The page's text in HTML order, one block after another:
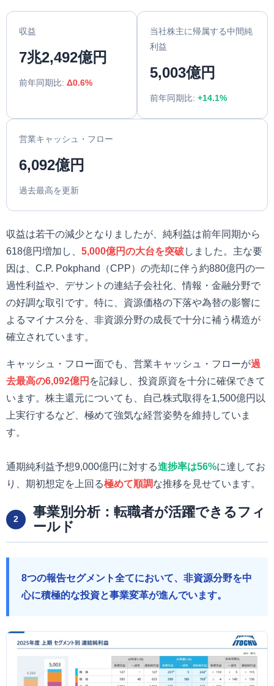
収益
7兆2,492億円
前年同期比: Δ0.6%
当社株主に帰属する中間純
利益
5,003億円
前年同期比: +14.1%
営業キャッシュ・フロー
6,092億円
過去最高を更新
収益は若干の減少となりましたが、純利益は前年同期から
618億円増加し、 5,000億円の大台を突破しました。主な要
因は、C.P. Pokphand（CPP）の売却に伴う約880億円の一
過性利益や、デサントの連結子会社化、情報・金融分野で
の好調な取引です。特に、資源価格の下落や為替の影響に
よるマイナス分を、非資源分野の成長で十分に補う構造が
確立されています。
キャッシュ・フロー面でも、営業キャッシュ・フローが過
去最高の6,092億円 を記録し、投資原資を十分に確保できて
います。株主還元についても、自己株式取得を1,500億円以
上実行するなど、極めて強気な経営姿勢を維持していま
す。
通期純利益予想9,000億円に対する進捗率は56%に達してお
り、期初想定を上回る極めて順調な推移を見せています。
2
事業別分析：転職者が活躍できるフィ
ールド
8つの報告セグメント全てにおいて、非資源分野を中
心に積極的な投資と事業変革が進んでいます。